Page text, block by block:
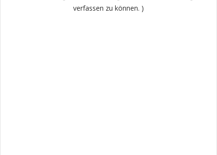
verfassen zu können. )